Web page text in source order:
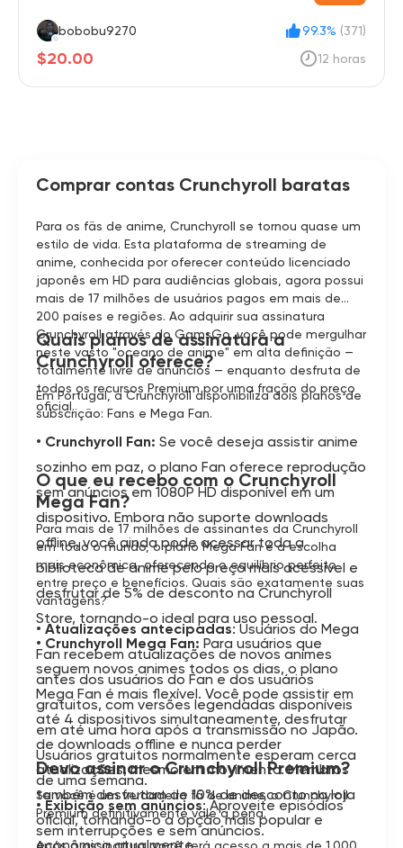
bobobu9270 99.3% (371)
$20.00 12 horas
Comprar contas Crunchyroll baratas
Para os fãs de anime, Crunchyroll se tornou quase um
estilo de vida. Esta plataforma de streaming de
anime, conhecida por oferecer conteúdo licenciado
japonês em HD para audiências globais, agora possui
mais de 17 milhões de usuários pagos em mais de
200 países e regiões. Ao adquirir sua assinatura
Crunchyroll através do GamsGo, você pode mergulhar
neste vasto "oceano de anime" em alta definição —
totalmente livre de anúncios — enquanto desfruta de
todos os recursos Premium por uma fração do preço
oficial.
Quais planos de assinatura a
Crunchyroll oferece?
Em Portugal, a Crunchyroll disponibiliza dois planos de
subscrição: Fans e Mega Fan.
• Crunchyroll Fan: Se você deseja assistir anime
sozinho em paz, o plano Fan oferece reprodução
sem anúncios em 1080P HD disponível em um
dispositivo. Embora não suporte downloads
offline, você ainda pode acessar toda a
biblioteca de anime pelo preço mais acessível e
desfrutar de 5% de desconto na Crunchyroll
Store, tornando-o ideal para uso pessoal.
• Crunchyroll Mega Fan: Para usuários que
seguem novos animes todos os dias, o plano
Mega Fan é mais flexível. Você pode assistir em
até 4 dispositivos simultaneamente, desfrutar
de downloads offline e nunca perder
atualizações, mesmo em movimento. Membros
também desfrutam de 10% de desconto na loja
oficial, tornando-o a opção mais popular e
O que eu recebo com o Crunchyroll
Mega Fan?
Para mais de 17 milhões de assinantes da Crunchyroll
em todo o mundo, o plano Mega Fan é a escolha
mais econômica, oferecendo o equilíbrio perfeito
entre preço e benefícios. Quais são exatamente suas
vantagens?
• Atualizações antecipadas: Usuários do Mega
Fan recebem atualizações de novos animes
antes dos usuários do Fan e dos usuários
gratuitos, com versões legendadas disponíveis
em até uma hora após a transmissão no Japão.
Usuários gratuitos normalmente esperam cerca
de uma semana.
• Exibição sem anúncios: Aproveite episódios
sem interrupções e sem anúncios.
Devo assinar o Crunchyroll Premium?
Se você é um verdadeiro fã de anime, o Crunchyroll
Premium definitivamente vale a pena.